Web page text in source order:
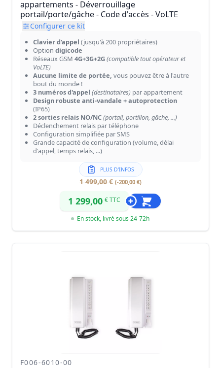
appartements - Déverrouillage
portail/porte/gâche - Code d'accès - VoLTE
Configurer ce kit
Clavier d'appel (jusqu'à 200 propriétaires)
Option digicode
Réseaux GSM 4G+3G+2G(compatible tout opérateur et
VoLTE)
Aucune limite de portée, vous pouvez être à l'autre
bout du monde !
3 numéros d'appel (destinataires) par appartement
Design robuste anti-vandale + autoprotection
(IP65)
2 sorties relais NO/NC(portail, portillon, gâche, ...)
Déclenchement relais par téléphone
Configuration simplifiée par SMS
Grande capacité de configuration (volume, délai
d'appel, temps relais, ...)
PLUS D'INFOS
1 499,00 € (-200,00 €)
1 299,00 € TTC
En stock, livré sous 24-72h
F006-6010-00